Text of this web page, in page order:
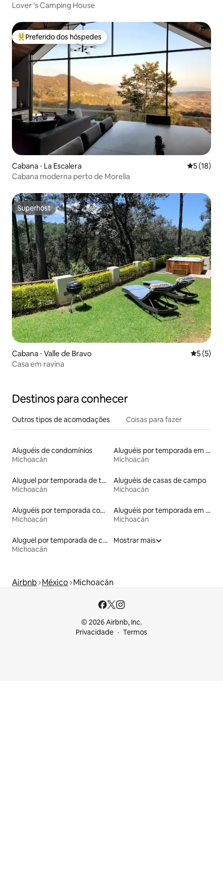
Lover 's Camping House
Entre os melhores preferidos dos hóspedes
Preferido dos hóspedes
Cabana ⋅ La Escalera 5 de uma
5 (18)
Cabana moderna perto de Morelia
Superhost
Superhost
Cabana ⋅ Valle de Bravo 5 de
5 (5)
Casa em ravina
Destinos para conhecer
Outros tipos de acomodações Coisas para fazer
Aluguéis de condomínios
Michoacán
Aluguéis por temporada em hotéis-fazenda
Michoacán
Aluguel por temporada de townhouses
Michoacán
Aluguéis de casas de campo
Michoacán
Aluguéis por temporada com caiaque
Michoacán
Aluguéis por temporada em acampamentos
Michoacán
Aluguel por temporada de casas na árvore
Michoacán
Mostrar mais
Airbnb México Michoacán
© 2026 Airbnb, Inc.
Privacidade
Termos